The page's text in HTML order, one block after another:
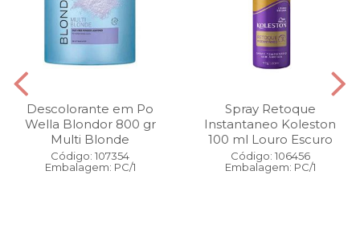
Descolorante em Po
Wella Blondor 800 gr
Multi Blonde
Código: 107354
Embalagem: PC/1
Spray Retoque
Instantaneo Koleston
100 ml Louro Escuro
Código: 106456
Embalagem: PC/1